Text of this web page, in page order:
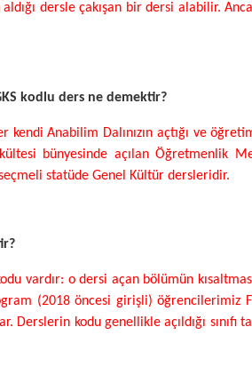
dersle çakışan bir dersi alabilir.
kodlu ders ne demektir?
kendi Anabilim Dalınızın açtığı ve
bünyesinde açılan Öğretmenlik
statüde Genel Kültür dersleridir.
vardır: o dersi açan bölümün
(2018 öncesi girişli) öğrencilerimiz
Derslerin kodu genellikle açıldığı sınıfı